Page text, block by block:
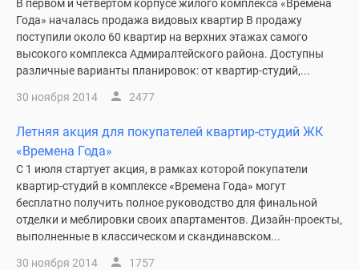
В первом и четвертом корпусе жилого комплекса «Времена
Года» началась продажа видовых квартир В продажу
поступили около 60 квартир на верхних этажах самого
высокого комплекса Адмиралтейского района. Доступны
различные варианты планировок: от квартир-студий,...
30 ноября 2014 2477
Летняя акция для покупателей квартир-студий ЖК
«Времена Года»
С 1 июля стартует акция, в рамках которой покупатели
квартир-студий в комплексе «Времена Года» могут
бесплатно получить полное руководство для финальной
отделки и меблировки своих апартаментов. Дизайн-проекты,
выполненные в классическом и скандинавском...
30 ноября 2014 1757